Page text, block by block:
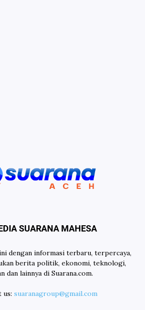
SUARANA MAHESA
dengan informasi terbaru, terpercaya,
berita politik, ekonomi, teknologi,
dan lainnya di Suarana.com.
us: suaranagroup@gmail.com